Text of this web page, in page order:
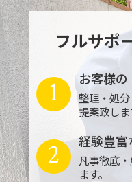
フルサポ
お客様
整理・処
提案致しま
1
経験豊富
凡事徹底
ます。
2